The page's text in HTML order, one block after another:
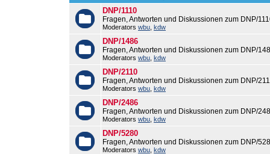
DNP/1110
Fragen, Antworten und Diskussionen zum DNP/
Moderators wbu kdw
DNP/1486
Fragen, Antworten und Diskussionen zum DNP/
Moderators wbu kdw
DNP/2110
Fragen, Antworten und Diskussionen zum DNP/
Moderators wbu kdw
DNP/2486
Fragen, Antworten und Diskussionen zum DNP/
Moderators wbu kdw
DNP/5280
Fragen, Antworten und Diskussionen zum DNP/
Moderators wbu kdw